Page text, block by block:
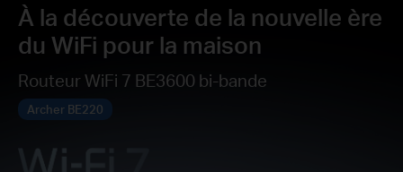
À la découverte de la nouvelle ère
du WiFi pour la maison
Routeur WiFi 7 BE3600 bi-bande
Archer BE220